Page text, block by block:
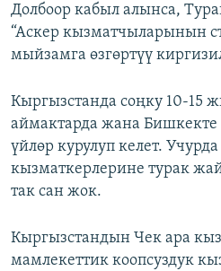
Долбоор кабыл алынса,
“Аскер кызматчыларынын
мыйзамга өзгөртүү
Кыргызстанда соңку 10-15
аймактарда жана Бишкекте
үйлөр курулуп келет.
кызматкерлерине турак
так сан жок.
Кыргызстандын Чек ара
мамлекеттик коопсуздук